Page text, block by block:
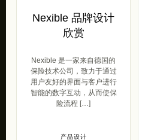
Nexible 品牌设计
欣赏
Nexible 是一家来自德国的
保险技术公司，致力于通过
用户友好的界面与客户进行
智能的数字互动，从而使保
险流程 […]
产品设计